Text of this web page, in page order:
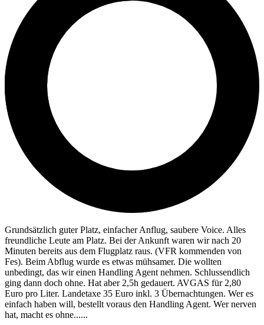
Grundsätzlich guter Platz, einfacher Anflug, saubere Voice. Alles
freundliche Leute am Platz. Bei der Ankunft waren wir nach 20
Minuten bereits aus dem Flugplatz raus. (VFR kommenden von
Fes). Beim Abflug wurde es etwas mühsamer. Die wollten
unbedingt, das wir einen Handling Agent nehmen. Schlussendlich
ging dann doch ohne. Hat aber 2,5h gedauert. AVGAS für 2,80
Euro pro Liter. Landetaxe 35 Euro inkl. 3 Übernachtungen. Wer es
einfach haben will, bestellt voraus den Handling Agent. Wer nerven
hat, macht es ohne......